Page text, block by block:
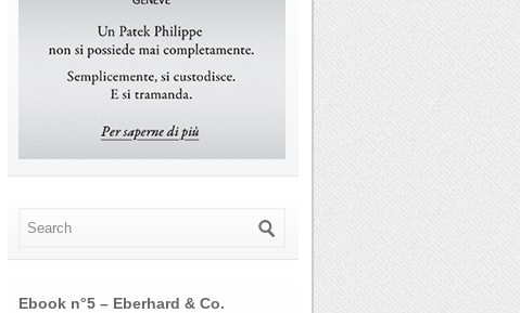
Ebook n°5 – Eberhard & Co.